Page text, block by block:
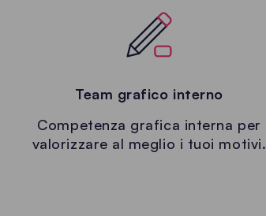
Team grafico interno
Competenza grafica interna per
valorizzare al meglio i tuoi motivi.